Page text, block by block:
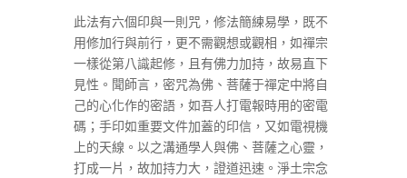
此法有六個印與一則咒，修法簡練易學，既不
用修加行與前行，更不需觀想或觀相，如禪宗
一樣從第八識起修，且有佛力加持，故易直下
見性。聞師言，密咒為佛、菩薩于禪定中將自
己的心化作的密語，如吾人打電報時用的密電
碼；手印如重要文件加蓋的印信，又如電視機
上的天線。以之溝通學人與佛、菩薩之心靈，
打成一片，故加持力大，證道迅速。淨土宗念